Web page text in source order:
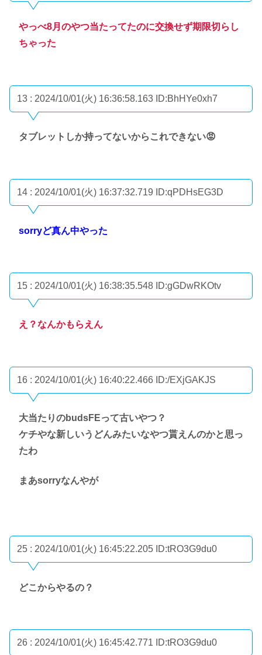
やっべ8月のやつ当たってたのに交換せず期限切らし
ちゃった
13 : 2024/10/01(火) 16:36:58.163 ID:BhHYe0xh7
タブレットしか持ってないからこれできない😡
14 : 2024/10/01(火) 16:37:32.719 ID:qPDHsEG3D
sorryど真ん中やった
15 : 2024/10/01(火) 16:38:35.548 ID:gGDwRKOtv
え？なんかもらえん
16 : 2024/10/01(火) 16:40:22.466 ID:/EXjGAKJS
大当たりのbudsFEって古いやつ？
ケチやな新しいうどんみたいなやつ貰えんのかと思っ
たわ
まあsorryなんやが
25 : 2024/10/01(火) 16:45:22.205 ID:tRO3G9du0
どこからやるの？
26 : 2024/10/01(火) 16:45:42.771 ID:tRO3G9du0